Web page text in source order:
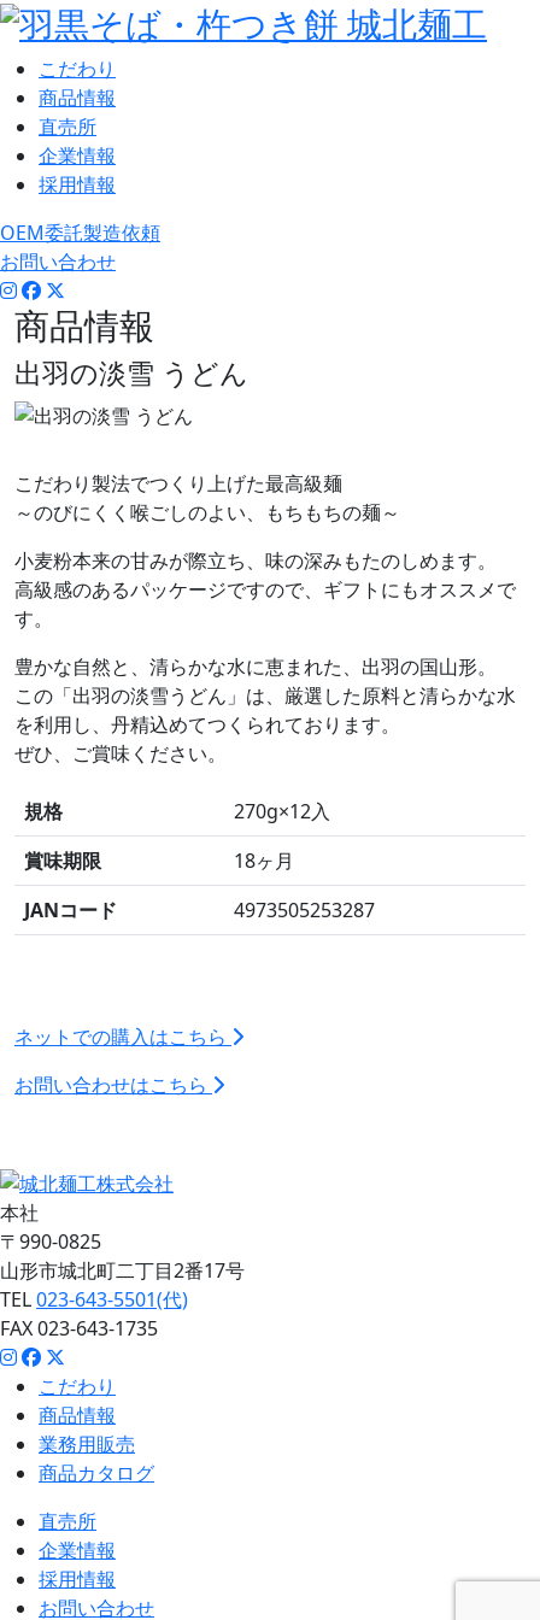
こだわり
商品情報
直売所
企業情報
採用情報
OEM委託製造依頼
お問い合わせ
商品情報
出羽の淡雪 うどん
こだわり製法でつくり上げた最高級麺
～のびにくく喉ごしのよい、もちもちの麺～
小麦粉本来の甘みが際立ち、味の深みもたのしめます。
高級感のあるパッケージですので、ギフトにもオススメで
す。
豊かな自然と、清らかな水に恵まれた、出羽の国山形。
この「出羽の淡雪うどん」は、厳選した原料と清らかな水
を利用し、丹精込めてつくられております。
ぜひ、ご賞味ください。
規格
270g×12入
賞味期限
18ヶ月
JANコード
4973505253287
ネットでの購入はこちら
お問い合わせはこちら
本社
〒990-0825
山形市城北町二丁目2番17号
TEL023-643-5501(代)
FAX 023-643-1735
こだわり
商品情報
業務用販売
商品カタログ
直売所
企業情報
採用情報
お問い合わせ